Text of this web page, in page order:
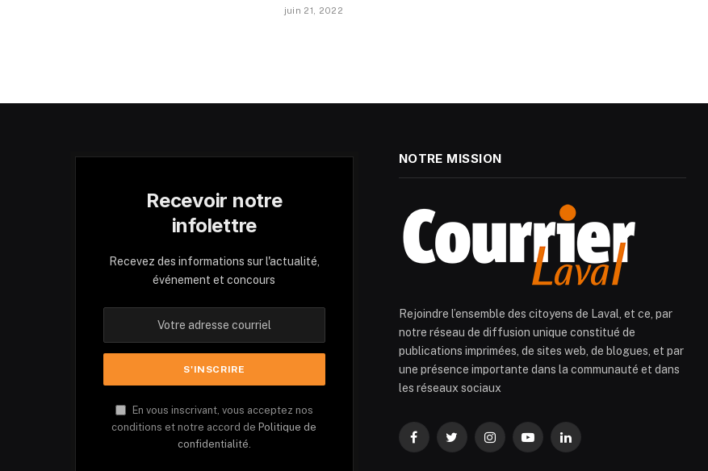
juin 21, 2022
Recevoir notre
infolettre
Recevez des informations sur l'actualité,
événement et concours
En vous inscrivant, vous acceptez nos
conditions et notre accord de Politique de
confidentialité.
NOTRE MISSION
Rejoindre l’ensemble des citoyens de Laval, et ce, par
notre réseau de diffusion unique constitué de
publications imprimées, de sites web, de blogues, et par
une présence importante dans la communauté et dans
les réseaux sociaux
FacebookTwitterInstagramYouTubeLinkedIn